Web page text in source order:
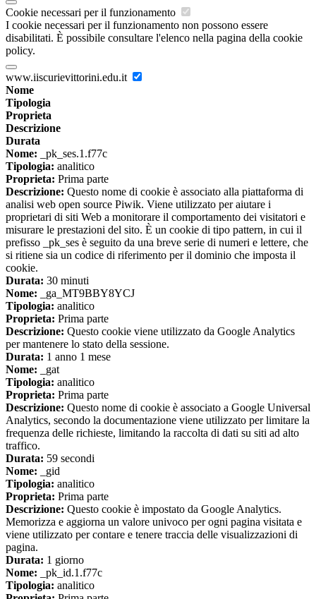
Cookie necessari per il funzionamento
I cookie necessari per il funzionamento non possono essere
disabilitati. È possibile consultare l'elenco nella pagina della cookie
policy.
www.iiscurievittorini.edu.it
Nome
Tipologia
Proprieta
Descrizione
Durata
Nome: _pk_ses.1.f77c
Tipologia: analitico
Proprieta: Prima parte
Descrizione: Questo nome di cookie è associato alla piattaforma di
analisi web open source Piwik. Viene utilizzato per aiutare i
proprietari di siti Web a monitorare il comportamento dei visitatori e
misurare le prestazioni del sito. È un cookie di tipo pattern, in cui il
prefisso _pk_ses è seguito da una breve serie di numeri e lettere, che
si ritiene sia un codice di riferimento per il dominio che imposta il
cookie.
Durata: 30 minuti
Nome: _ga_MT9BBY8YCJ
Tipologia: analitico
Proprieta: Prima parte
Descrizione: Questo cookie viene utilizzato da Google Analytics
per mantenere lo stato della sessione.
Durata: 1 anno 1 mese
Nome: _gat
Tipologia: analitico
Proprieta: Prima parte
Descrizione: Questo nome di cookie è associato a Google Universal
Analytics, secondo la documentazione viene utilizzato per limitare la
frequenza delle richieste, limitando la raccolta di dati su siti ad alto
traffico.
Durata: 59 secondi
Nome: _gid
Tipologia: analitico
Proprieta: Prima parte
Descrizione: Questo cookie è impostato da Google Analytics.
Memorizza e aggiorna un valore univoco per ogni pagina visitata e
viene utilizzato per contare e tenere traccia delle visualizzazioni di
pagina.
Durata: 1 giorno
Nome: _pk_id.1.f77c
Tipologia: analitico